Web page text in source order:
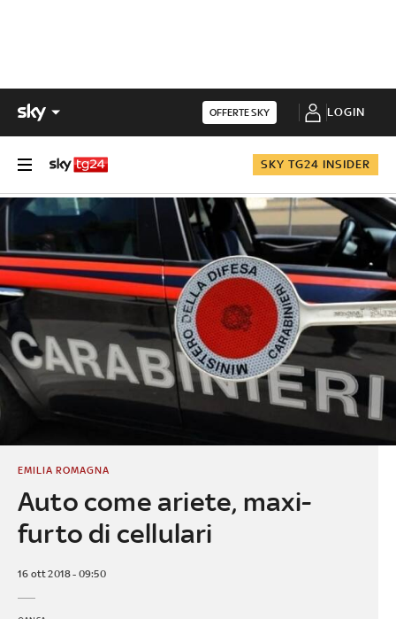
OFFERTE SKY LOGIN
SKY TG24 INSIDER
Auto come ariete, maxi-
furto di cellulari
EMILIA ROMAGNA
16 ott 2018 - 09:50